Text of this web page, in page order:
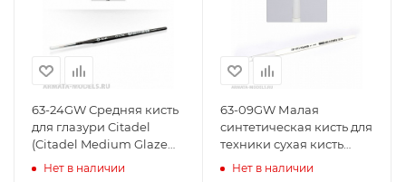
63-24GW Средняя кисть
для глазури Citadel
(Citadel Medium Glaze
Brush) Citadel
Нет в наличии
63-09GW Малая
синтетическая кисть для
техники сухая кисть
Citadel (Citadel Synthetic
Нет в наличии